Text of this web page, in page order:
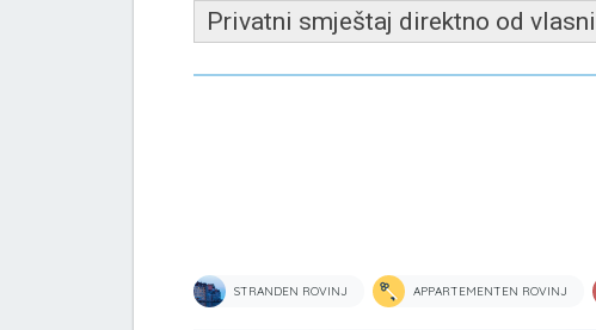
Privatni smještaj direktno od
STRANDEN ROVINJ APPARTEMENTEN ROVINJ